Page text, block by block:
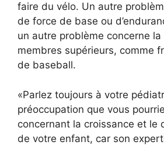
faire du vélo. Un autre
de force de base ou
un autre problème concerne
membres supérieurs, comme
de baseball.
«Parlez toujours à votre
préoccupation que vous
concernant la croissance et le
de votre enfant, car son